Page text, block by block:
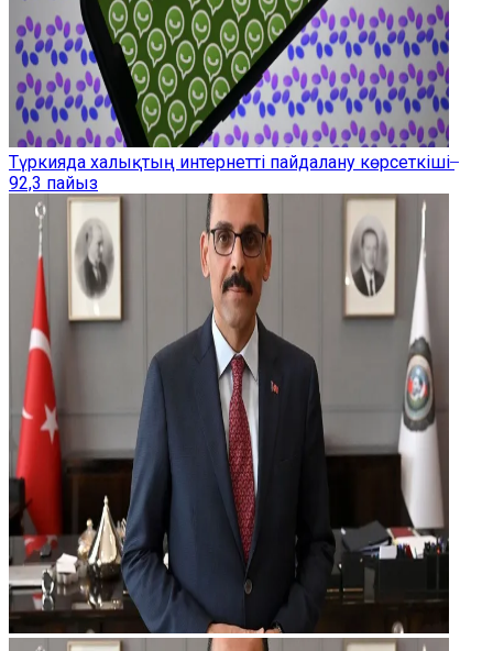
Түркияда халықтың интернетті пайдалану көрсеткіші ̶
92,3 пайыз